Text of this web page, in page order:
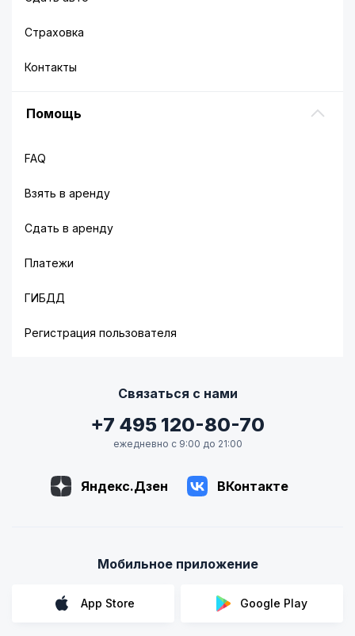
Страховка
Контакты
Помощь
FAQ
Взять в аренду
Сдать в аренду
Платежи
ГИБДД
Регистрация пользователя
Связаться с нами
+7 495 120-80-70
ежедневно с 9:00 до 21:00
Яндекс.Дзен ВКонтакте
Мобильное приложение
App Store Google Play